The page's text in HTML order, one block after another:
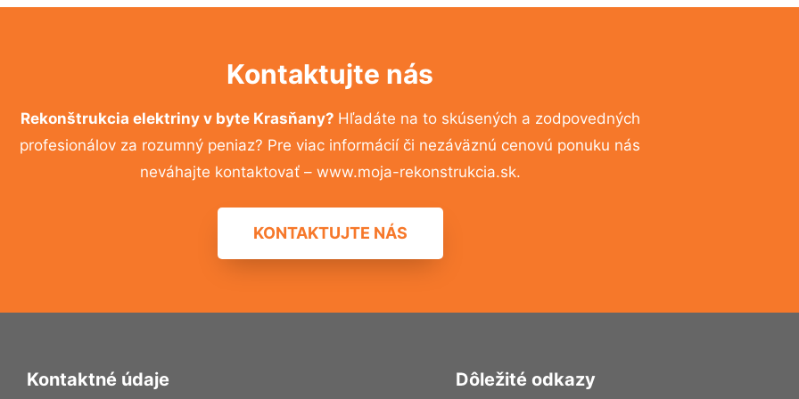
Kontaktujte nás
Rekonštrukcia elektriny v byte Krasňany? Hľadáte na to skúsených a zodpovedných
profesionálov za rozumný peniaz? Pre viac informácií či nezáväznú cenovú ponuku nás
neváhajte kontaktovať – www.moja-rekonstrukcia.sk.
KONTAKTUJTE NÁS
Kontaktné údaje Dôležité odkazy